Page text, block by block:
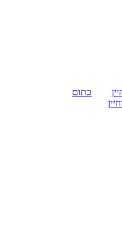
יין
יין
כתום